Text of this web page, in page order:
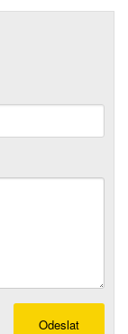
Odeslat